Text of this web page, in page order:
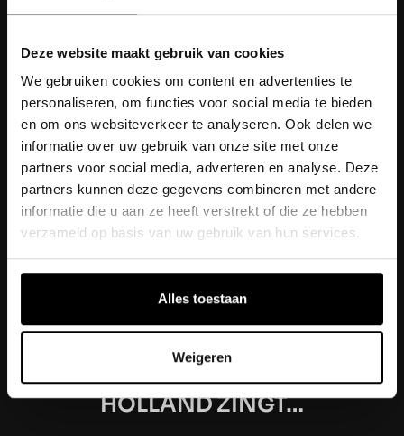
Deze website maakt gebruik van cookies
We gebruiken cookies om content en advertenties te
personaliseren, om functies voor social media te bieden
en om ons websiteverkeer te analyseren. Ook delen we
informatie over uw gebruik van onze site met onze
partners voor social media, adverteren en analyse. Deze
partners kunnen deze gegevens combineren met andere
informatie die u aan ze heeft verstrekt of die ze hebben
verzameld op basis van uw gebruik van hun services.
Alles toestaan
Weigeren
De nieuwsquiz ‘Wat Een Dag!’ is vanaf 12
augustus iedere werkdag om 21.45 uur
live te zien bij RTL 4.
Fotocredits: Tom Cornelissen
VERDER LEZEN
HOLLAND ZINGT…